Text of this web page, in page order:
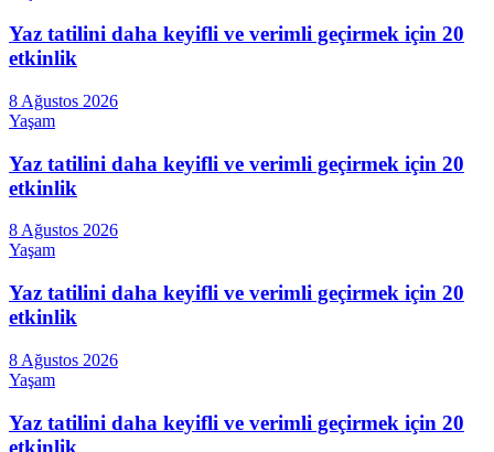
Yaz tatilini daha keyifli ve verimli geçirmek için 20
etkinlik
8 Ağustos 2026
Yaşam
Yaz tatilini daha keyifli ve verimli geçirmek için 20
etkinlik
8 Ağustos 2026
Yaşam
Yaz tatilini daha keyifli ve verimli geçirmek için 20
etkinlik
8 Ağustos 2026
Yaşam
Yaz tatilini daha keyifli ve verimli geçirmek için 20
etkinlik